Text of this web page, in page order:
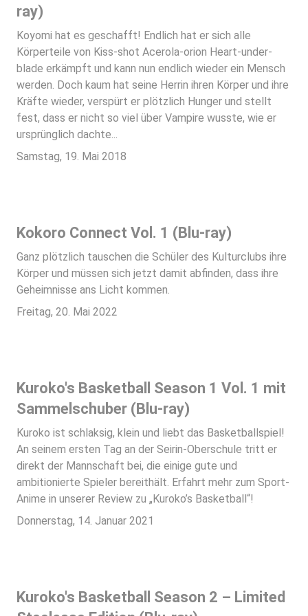
ray)
Koyomi hat es geschafft! Endlich hat er sich alle
Körperteile von Kiss-shot Acerola-orion Heart-under-
blade erkämpft und kann nun endlich wieder ein Mensch
werden. Doch kaum hat seine Herrin ihren Körper und ihre
Kräfte wieder, verspürt er plötzlich Hunger und stellt
fest, dass er nicht so viel über Vampire wusste, wie er
ursprünglich dachte...
Samstag, 19. Mai 2018
Kokoro Connect Vol. 1 (Blu-ray)
Ganz plötzlich tauschen die Schüler des Kulturclubs ihre
Körper und müssen sich jetzt damit abfinden, dass ihre
Geheimnisse ans Licht kommen.
Freitag, 20. Mai 2022
Kuroko's Basketball Season 1 Vol. 1 mit
Sammelschuber (Blu-ray)
Kuroko ist schlaksig, klein und liebt das Basketballspiel!
An seinem ersten Tag an der Seirin-Oberschule tritt er
direkt der Mannschaft bei, die einige gute und
ambitionierte Spieler bereithält. Erfahrt mehr zum Sport-
Anime in unserer Review zu „Kuroko’s Basketball“!
Donnerstag, 14. Januar 2021
Kuroko's Basketball Season 2 – Limited